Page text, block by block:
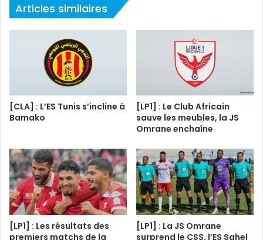
Articles similaires
[CLA] : L’ES Tunis s’incline à
Bamako
[LP1] : Le Club Africain
sauve les meubles, la JS
Omrane enchaîne
[LP1] : Les résultats des
premiers matchs de la
[LP1] : La JS Omrane
surprend le CSS, l’ES Sahel